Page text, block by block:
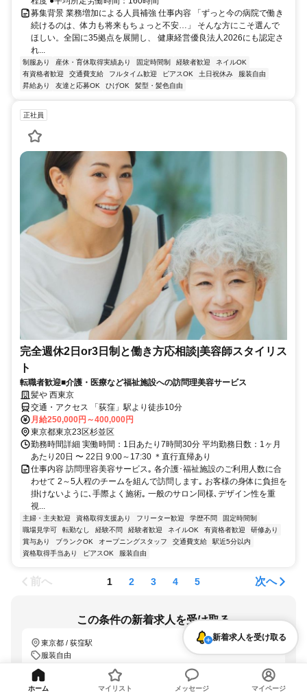
募集背景 業務増加による人員補強 仕事内容 「ずっと今の病院で働き
続けるのは、体力も将来もちょっと不安…」 そんな方にこそ選んで
ほしい。全国に35拠点を展開し、 健康経営優良法人2026にも認定さ
れ...
制服あり 産休・育休取得実績あり 固定時間制 経験者歓迎
ネイルOK
有資格者歓迎
交通費支給 フルタイム歓迎 ピアスOK 土日祝休み
服装自由
昇給あり
友達と応募OK ひげOK 髪型・髪色自由
正社員
完全週休2日or3日制と働き方応相談|美容師スタイリス
ト
転職者歓迎■介護・医療など福祉施設への訪問理美容サービス
髪や 西東京
交通・アクセス 「荻窪」駅より徒歩10分
月給250,000円～400,000円
東京都東京23区杉並区
勤務時間詳細 実働時間：1日あたり7時間30分 平均勤務日数：1ヶ月
あたり20日 〜 22日 9:00～17:30 ＊直行直帰あり
仕事内容 訪問理容美容サービス｡ 各介護･福祉施設のご利用人数に合
わせて 2～5人程のチームを組んで訪問します｡ お客様の身体に負担を
掛けないように､手際よく施術｡ 一般のサロン同様､デザイン性を重
視...
主婦・主夫歓迎 資格取得支援あり フリーター歓迎 学歴不問
固定時間制
職場見学可
転勤なし 経験不問 経験者歓迎 ネイルOK 有資格者歓迎
研修あり
賞与あり
ブランクOK オープニングスタッフ 交通費支給
駅近5分以内
資格取得手当あり
ピアスOK 服装自由
前へ 1 2 3 4 5 次へ
この条件の新着求人を受け取る
東京都 / 荻窪駅
服装自由
「LINEで受け取る」では、新着求人のほか、おすすめ情報なども配信しま
す。詳しくはこちら
新着求人を受け取る
ホーム マイリスト メッセージ マイページ